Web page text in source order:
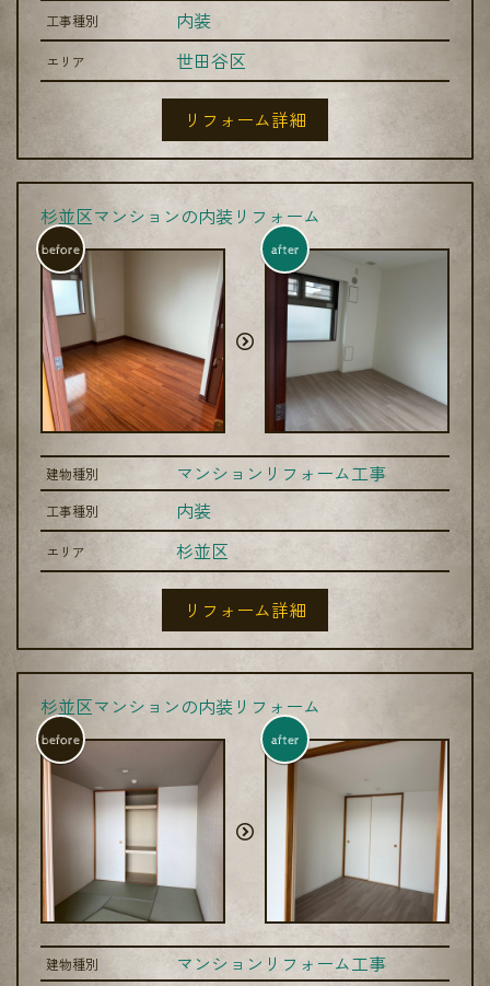
工事種別 内装
エリア 世田谷区
リフォーム詳細
杉並区マンションの内装リフォーム
before after
建物種別 マンションリフォーム工事
工事種別 内装
エリア 杉並区
リフォーム詳細
杉並区マンションの内装リフォーム
before after
建物種別 マンションリフォーム工事